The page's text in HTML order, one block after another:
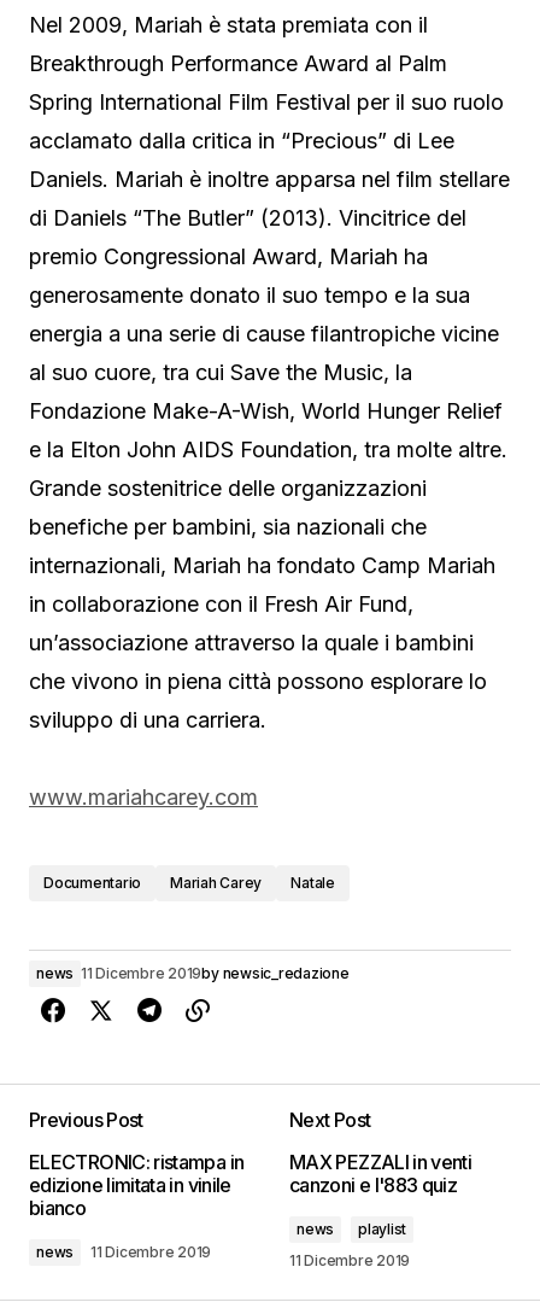
Nel 2009, Mariah è stata premiata con il
Breakthrough Performance Award al Palm
Spring International Film Festival per il suo ruolo
acclamato dalla critica in “Precious” di Lee
Daniels. Mariah è inoltre apparsa nel film stellare
di Daniels “The Butler” (2013). Vincitrice del
premio Congressional Award, Mariah ha
generosamente donato il suo tempo e la sua
energia a una serie di cause filantropiche vicine
al suo cuore, tra cui Save the Music, la
Fondazione Make-A-Wish, World Hunger Relief
e la Elton John AIDS Foundation, tra molte altre.
Grande sostenitrice delle organizzazioni
benefiche per bambini, sia nazionali che
internazionali, Mariah ha fondato Camp Mariah
in collaborazione con il Fresh Air Fund,
un’associazione attraverso la quale i bambini
che vivono in piena città possono esplorare lo
sviluppo di una carriera.
www.mariahcarey.com
Documentario Mariah Carey Natale
news 11 Dicembre 2019by newsic_redazione
Previous Post
ELECTRONIC: ristampa in
edizione limitata in vinile
bianco
news 11 Dicembre 2019
Next Post
MAX PEZZALI in venti
canzoni e l'883 quiz
news
playlist
11 Dicembre 2019